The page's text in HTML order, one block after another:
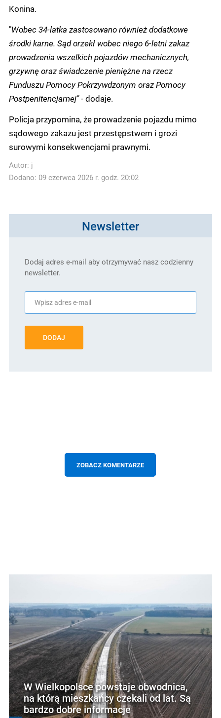
Konina.
"Wobec 34-latka zastosowano również dodatkowe
środki karne. Sąd orzekł wobec niego 6-letni zakaz
prowadzenia wszelkich pojazdów mechanicznych,
grzywnę oraz świadczenie pieniężne na rzecz
Funduszu Pomocy Pokrzywdzonym oraz Pomocy
Postpenitencjarnej" -dodaje.
Policja przypomina, że prowadzenie pojazdu mimo
sądowego zakazu jest przestępstwem i grozi
surowymi konsekwencjami prawnymi.
Autor: j
Dodano: 09 czerwca 2026 r. godz. 20:02
Newsletter
Dodaj adres e-mail aby otrzymywać nasz codzienny
newsletter.
DODAJ
ZOBACZ KOMENTARZE
W Wielkopolsce powstaje obwodnica,
na którą mieszkańcy czekali od lat. Są
bardzo dobre informacje